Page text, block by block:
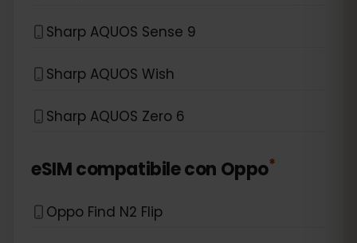
Sharp AQUOS Sense 9
Sharp AQUOS Wish
Sharp AQUOS Zero 6
eSIM compatibile con Oppo*
Oppo Find N2 Flip